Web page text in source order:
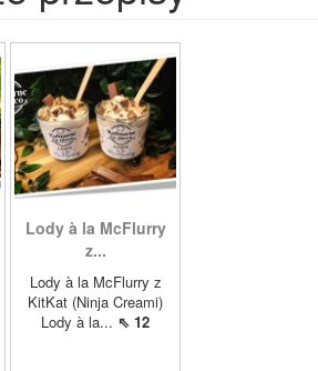
Lody à la McFlurry
z...
Lody à la McFlurry z
KitKat (Ninja Creami)
Lody à la... ⇖ 12